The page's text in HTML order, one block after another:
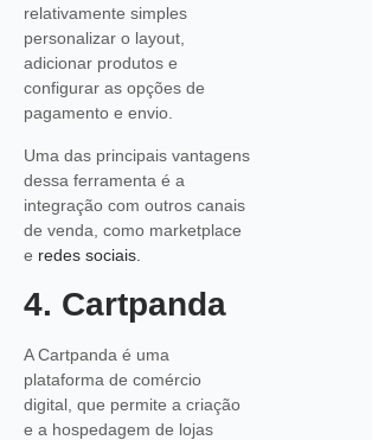
relativamente simples
personalizar o layout,
adicionar produtos e
configurar as opções de
pagamento e envio.
Uma das principais vantagens
dessa ferramenta é a
integração com outros canais
de venda, como marketplace
e redes sociais.
4. Cartpanda
A Cartpanda é uma
plataforma de comércio
digital, que permite a criação
e a hospedagem de lojas